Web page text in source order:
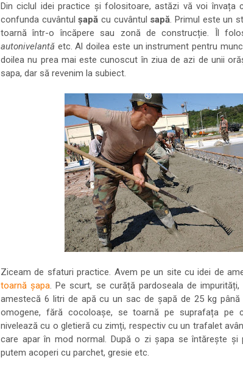
Din ciclul idei practice și folositoare, astăzi vă voi învața
confunda cuvântulșapă cu cuvântul sapă. Primul este un
toarnă într-o încăpere sau zonă de construcție. Îl
autonivelantă etc. Al doilea este un instrument pentru
doilea nu prea mai este cunoscut în ziua de azi de unii
sapa, dar să revenim la subiect.
Ziceam de sfaturi practice. Avem pe un site cu idei de
toarnă șapa. Pe scurt, se curăță pardoseala de
amestecă 6 litri de apă cu un sac de șapă de 25 kg
omogene, fără cocoloașe, se toarnă pe suprafața pe
nivelează cu o gletieră cu zimți, respectiv cu un trafalet
care apar în mod normal. După o zi șapa se întărește și
putem acoperi cu parchet, gresie etc.